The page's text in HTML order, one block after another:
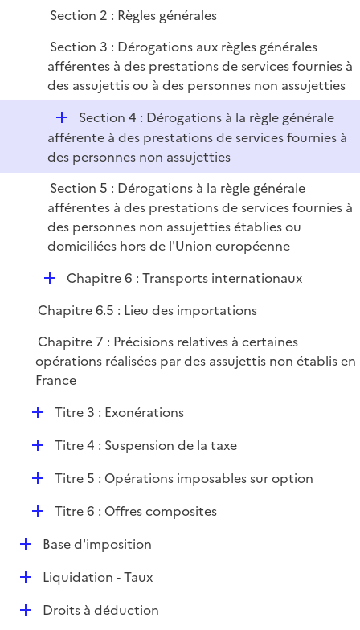
e
r
Section 2 : Règles générales
Section 3 : Dérogations aux règles générales
afférentes à des prestations de services fournies à
des assujettis ou à des personnes non assujetties
D
é
p
l
i
e
r
Section 4 : Dérogations à la règle générale
afférente à des prestations de services fournies à
des personnes non assujetties
Section 5 : Dérogations à la règle générale
afférentes à des prestations de services fournies à
des personnes non assujetties établies ou
domiciliées hors de l'Union européenne
D
p
l
i
e
Chapitre 6 : Transports internationaux
Chapitre 6.5 : Lieu des importations
Chapitre 7 : Précisions relatives à certaines
opérations réalisées par des assujettis non établis en
France
DTitre 3 : Exonérations
D
e
Titre 4 : Suspension de la taxe
D
l
i
e
Titre 5 : Opérations imposables sur option
D
p
i
e
Titre 6 : Offres composites
DBase d'imposition
DLiquidation - Taux
DDroits à déduction